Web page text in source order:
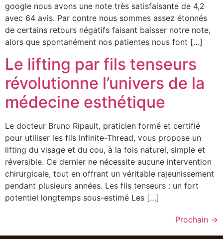
google nous avons une note très satisfaisante de 4,2
avec 64 avis. Par contre nous sommes assez étonnés
de certains retours négatifs faisant baisser notre note,
alors que spontanément nos patientes nous font […]
Le lifting par fils tenseurs
révolutionne l’univers de la
médecine esthétique
Le docteur Bruno Ripault, praticien formé et certifié
pour utiliser les fils Infinite-Thread, vous propose un
lifting du visage et du cou, à la fois naturel, simple et
réversible. Ce dernier ne nécessite aucune intervention
chirurgicale, tout en offrant un véritable rajeunissement
pendant plusieurs années. Les fils tenseurs : un fort
potentiel longtemps sous-estimé Les […]
Prochain →